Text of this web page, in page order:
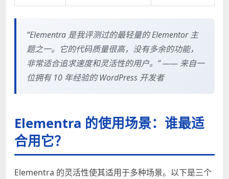
“Elementra 是我评测过的最轻量的 Elementor 主
题之一。它的代码质量很高，没有多余的功能，
非常适合追求速度和灵活性的用户。” —— 来自一
位拥有 10 年经验的 WordPress 开发者
Elementra 的使用场景：谁最适
合用它？
Elementra 的灵活性使其适用于多种场景。以下是三个